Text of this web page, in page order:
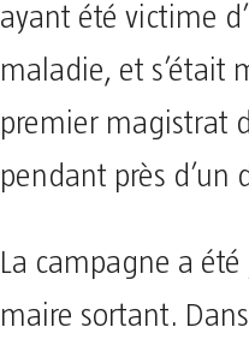
ayant été victime
maladie, et s’était
premier magistrat
pendant près d’un
La campagne a
maire sortant.